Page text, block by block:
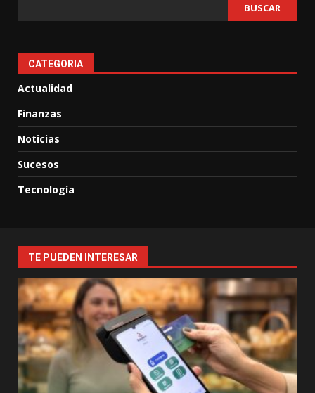
BUSCAR
CATEGORIA
Actualidad
Finanzas
Noticias
Sucesos
Tecnología
TE PUEDEN INTERESAR